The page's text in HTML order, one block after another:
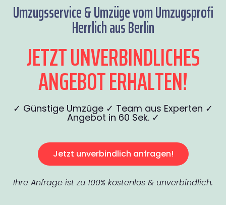
Umzugsservice & Umzüge vom Umzugsprofi
Herrlich aus Berlin
JETZT UNVERBINDLICHES
ANGEBOT ERHALTEN!
✓ Günstige Umzüge ✓ Team aus Experten ✓
Angebot in 60 Sek. ✓
Jetzt unverbindlich anfragen!
Ihre Anfrage ist zu 100% kostenlos & unverbindlich.